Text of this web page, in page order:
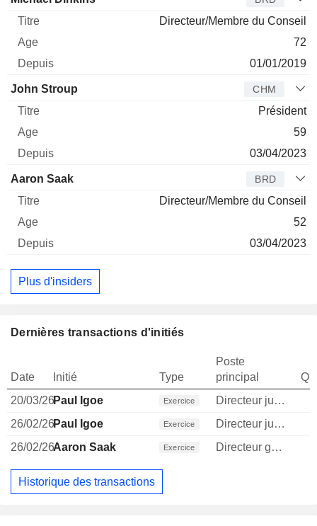
Directeur/Membre du Conseil
72
01/01/2019
John Stroup CHM
Président
59
03/04/2023
Aaron Saak BRD
Directeur/Membre du Conseil
52
03/04/2023
Plus d'insiders
Dernières transactions d'initiés
Date Initié Type
Poste
principal
20/03/26Paul Igoe Exercice Directeur juridique
26/02/26Paul Igoe Exercice Directeur juridique
26/02/26Aaron Saak Exercice Directeur general
Historique des transactions